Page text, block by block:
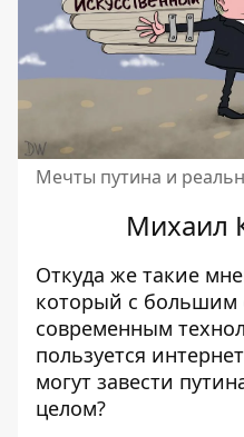
Мечты путина и
Михаил
Откуда же такие
который с большим
современным
пользуется
могут завести
целом?